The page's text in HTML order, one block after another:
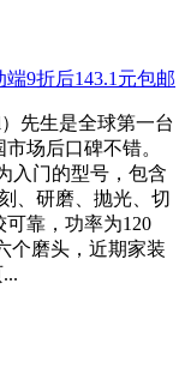
先生是全球第一台
场后口碑不错。
入门的型号，包含
、研磨、抛光、切
可靠，功率为120
个磨头，近期家装